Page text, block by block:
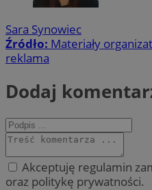
Sara Synowiec
Źródło: Materiały
reklama
Dodaj
Akceptuję regulamin
oraz politykę prywatności.